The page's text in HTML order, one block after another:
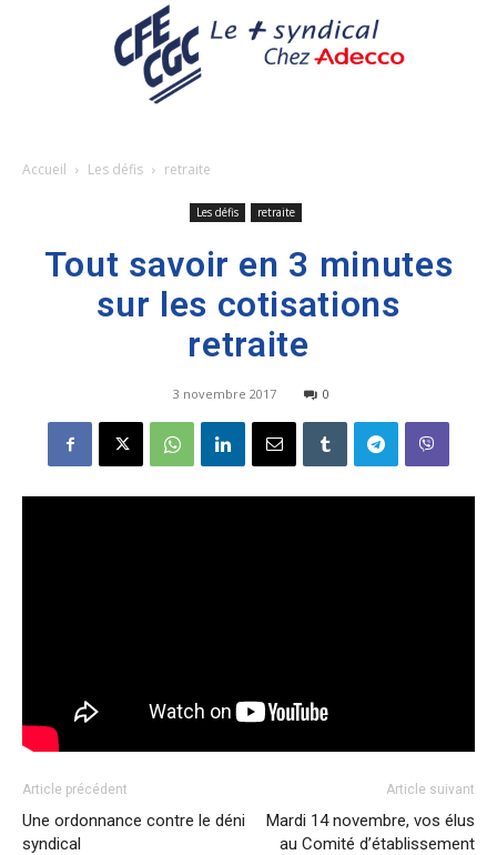
Accueil Les défis retraite
Les défis retraite
Tout savoir en 3 minutes
sur les cotisations
retraite
3 novembre 2017 0
Article précédent
Une ordonnance contre le déni
syndical
Article suivant
Mardi 14 novembre, vos élus
au Comité d’établissement